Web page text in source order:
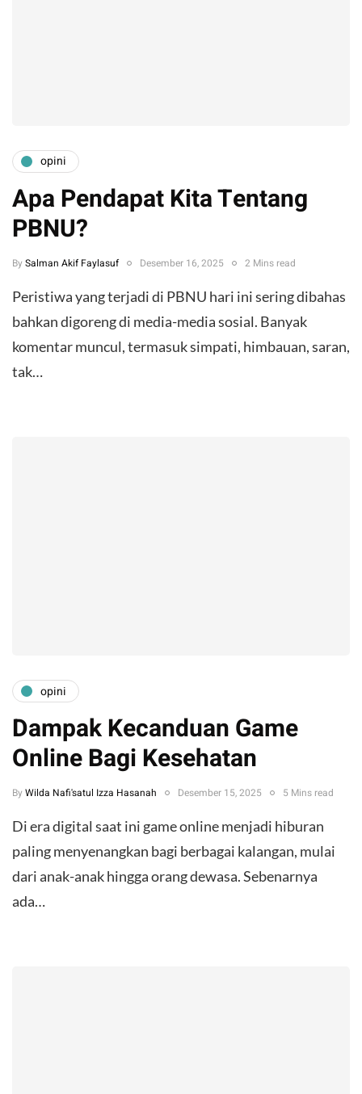
opini
Apa Pendapat Kita Tentang
PBNU?
By Salman Akif Faylasuf Desember 16, 2025 2 Mins read
Peristiwa yang terjadi di PBNU hari ini sering dibahas
bahkan digoreng di media-media sosial. Banyak
komentar muncul, termasuk simpati, himbauan, saran,
tak…
opini
Dampak Kecanduan Game
Online Bagi Kesehatan
By Wilda Nafi'satul Izza Hasanah Desember 15, 2025 5 Mins read
Di era digital saat ini game online menjadi hiburan
paling menyenangkan bagi berbagai kalangan, mulai
dari anak-anak hingga orang dewasa. Sebenarnya
ada…